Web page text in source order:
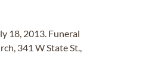
18, 2013. Funeral
341 W State St.,